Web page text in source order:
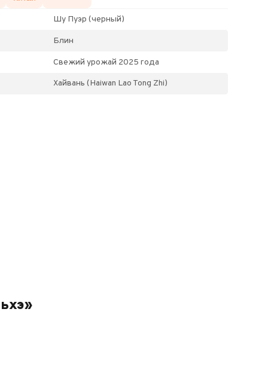
Шу Пуэр (черный)
Блин
Свежий урожай 2025 года
Хайвань (Haiwan Lao Tong Zhi)